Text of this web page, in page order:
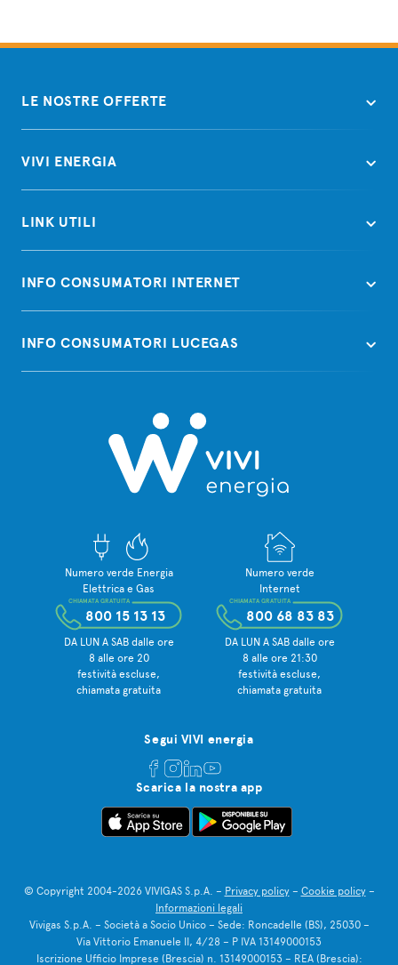
LE NOSTRE OFFERTE
VIVI ENERGIA
LINK UTILI
INFO CONSUMATORI INTERNET
INFO CONSUMATORI LUCEGAS
Numero verde Energia
Elettrica e Gas
800 15 13 13
CHIAMATA GRATUITA
DA LUN A SAB dalle ore
8 alle ore 20
festività escluse,
chiamata gratuita
Numero verde
Internet
800 68 83 83
CHIAMATA GRATUITA
DA LUN A SAB dalle ore
8 alle ore 21:30
festività escluse,
chiamata gratuita
Segui VIVI energia
Scarica la nostra app
© Copyright 2004-2026 VIVIGAS S.p.A. – Privacy policy– Cookie policy–
Informazioni legali
Vivigas S.p.A. – Società a Socio Unico – Sede: Roncadelle (BS), 25030 –
Via Vittorio Emanuele II, 4/28 – P IVA 13149000153
Iscrizione Ufficio Imprese (Brescia) n. 13149000153 – REA (Brescia):